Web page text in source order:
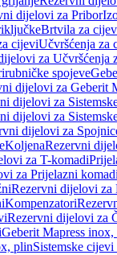
dijelovi za Pribor
Brtvila za
cijeviUčvršćenja za
za Učvršćenja
spojeve
dijelovi za Geberit
dijelovi za
dijelovi za
dijelovi za
KoljenaRezervni
za T-komadi
za Prijelazni
Rezervni dijelovi za
Kompenzatori
Rezervni dijelovi za
Geberit Mapress inox,
plinSistemske cijevi